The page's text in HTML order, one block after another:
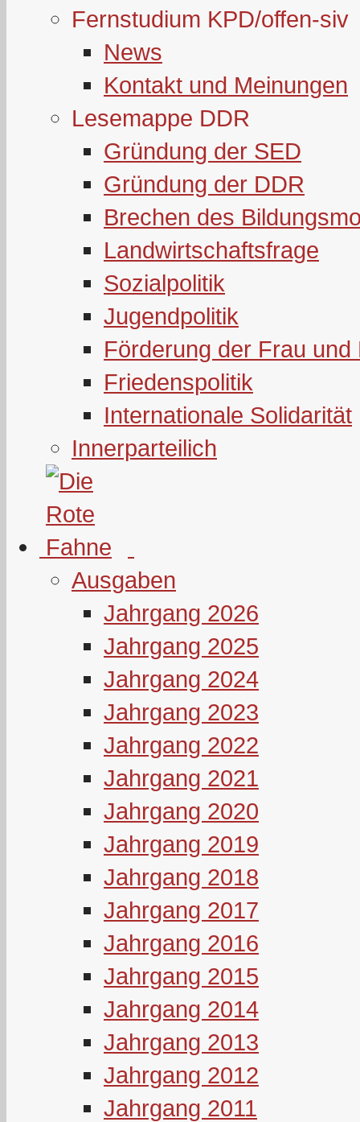
Fernstudium KPD/offen-siv
News
Kontakt und Meinungen
Lesemappe DDR
Gründung der SED
Gründung der DDR
Brechen des
Landwirtschaftsfrage
Sozialpolitik
Jugendpolitik
Förderung der Frau und
Friedenspolitik
Internationale Solidarität
Innerparteilich
Ausgaben
Jahrgang 2026
Jahrgang 2025
Jahrgang 2024
Jahrgang 2023
Jahrgang 2022
Jahrgang 2021
Jahrgang 2020
Jahrgang 2019
Jahrgang 2018
Jahrgang 2017
Jahrgang 2016
Jahrgang 2015
Jahrgang 2014
Jahrgang 2013
Jahrgang 2012
Jahrgang 2011